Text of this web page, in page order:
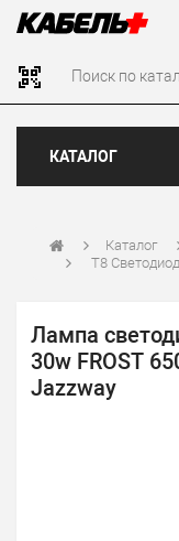
КАТАЛОГ
Каталог
Т8
Лампа
30w FROST
Jazzway